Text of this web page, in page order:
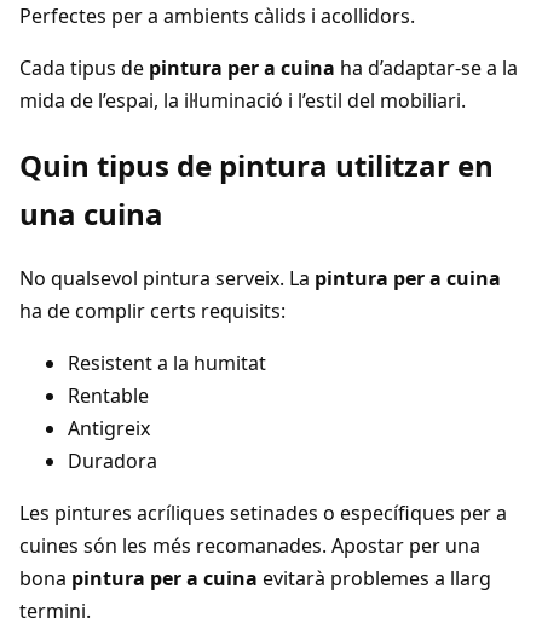
Perfectes per a ambients càlids i acollidors.
Cada tipus de pintura per a cuina ha d’adaptar-se a la
mida de l’espai, la il·luminació i l’estil del mobiliari.
Quin tipus de pintura utilitzar en
una cuina
No qualsevol pintura serveix. La pintura per a cuina
ha de complir certs requisits:
Resistent a la humitat
Rentable
Antigreix
Duradora
Les pintures acríliques setinades o específiques per a
cuines són les més recomanades. Apostar per una
bona pintura per a cuina evitarà problemes a llarg
termini.